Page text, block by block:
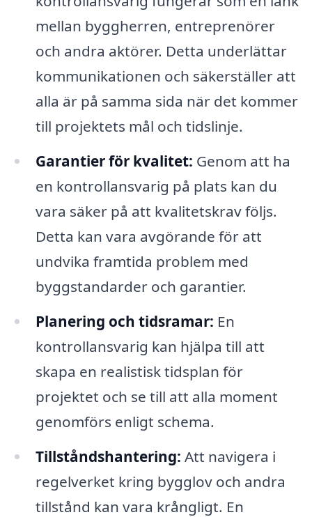
mellan byggherren, entreprenörer
och andra aktörer. Detta underlättar
kommunikationen och säkerställer att
alla är på samma sida när det kommer
till projektets mål och tidslinje.
Garantier för kvalitet: Genom att ha
en kontrollansvarig på plats kan du
vara säker på att kvalitetskrav följs.
Detta kan vara avgörande för att
undvika framtida problem med
byggstandarder och garantier.
Planering och tidsramar: En
kontrollansvarig kan hjälpa till att
skapa en realistisk tidsplan för
projektet och se till att alla moment
genomförs enligt schema.
Tillståndshantering: Att navigera i
regelverket kring bygglov och andra
tillstånd kan vara krångligt. En